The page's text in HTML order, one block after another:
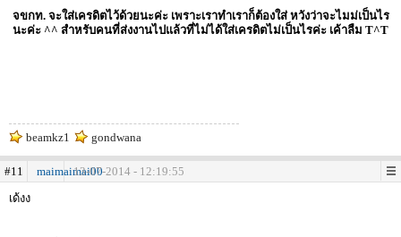
จขกท. จะใส่เครดิตไว้ด้วยนะค่ะ เพราะเราทำเราก็ต้องใส่ หวังว่าจะไมม่เป็นไร
นะค่ะ ^^ สำหรับคนที่ส่งงานไปแล้วที่ไม่ได้ใส่เครดิตไม่เป็นไรค่ะ เค้าลืม T^T
beamkz1 gondwana
#11 maimaimai0013-07-2014 - 12:19:55
เด้งง